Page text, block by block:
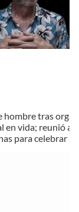
hombre tras
en vida; reunió a
para celebrar